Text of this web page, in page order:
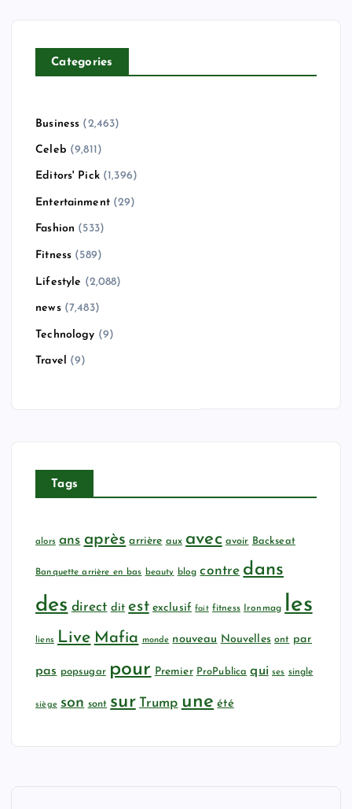
Categories
Business (2,463)
Celeb (9,811)
Editors' Pick(1,396)
Entertainment(29)
Fashion (533)
Fitness (589)
Lifestyle (2,088)
news(7,483)
Technology (9)
Travel (9)
Tags
alors ans après arrière aux avec avoir Backseat
Banquette arrière en bas beauty blog contre dans
des direct dit est exclusif fait fitness Ironmag les
liens Live Mafia monde nouveau Nouvelles ont par
pas popsugar pour Premier ProPublica qui ses single
siège son sont sur Trump une été